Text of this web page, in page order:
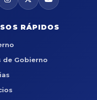
RÁPIDOS
de Gobierno